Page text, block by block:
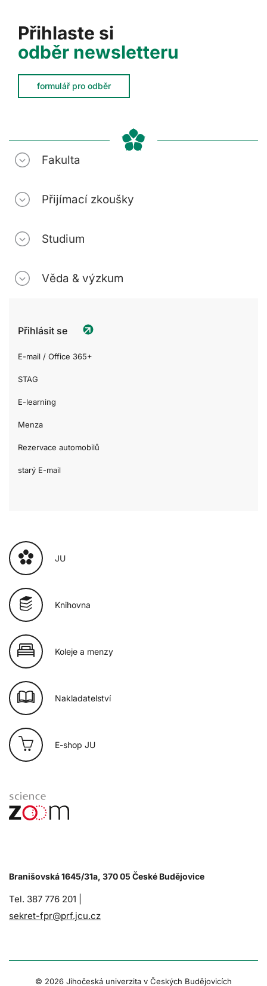
Přihlaste si
odběr newsletteru
formulář pro odběr
Fakulta
Přijímací zkoušky
Studium
Věda & výzkum
Přihlásit se
E-mail / Office 365+
STAG
E-learning
Menza
Rezervace automobilů
starý E-mail
JU
Knihovna
Koleje a menzy
Nakladatelství
E-shop JU
Branišovská 1645/31a, 370 05 České Budějovice
Tel. 387 776 201 |
sekret-fpr@prf.jcu.cz
© 2026 Jihočeská univerzita v Českých Budějovicích